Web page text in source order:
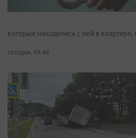
которые находились с ней в
сегодня, 09:48